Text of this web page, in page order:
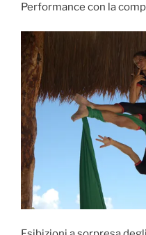
Performance con la